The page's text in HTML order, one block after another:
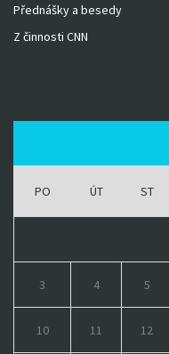
Přednášky a besedy
Z činnosti CNN
PO ÚT ST
3 4 5
10 11 12